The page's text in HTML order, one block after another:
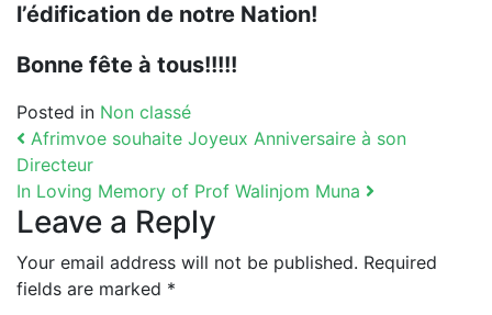
l’édification de notre Nation!
Bonne fête à tous!!!!!
Posted in Non classé
Post navigation
Afrimvoe souhaite Joyeux Anniversaire à son
Directeur
In Loving Memory of Prof Walinjom Muna
Leave a Reply
Your email address will not be published. Required
fields are marked *